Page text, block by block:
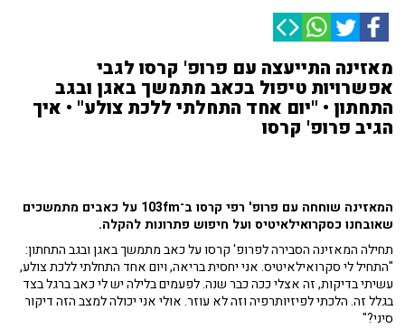
מאזינה התייעצה עם פרופ' קרסו לגבי
אפשרויות טיפול בכאב מתמשך באגן ובגב
התחתון • "יום אחד התחלתי ללכת צולע" • איך
הגיב פרופ' קרסו
המאזינה שוחחה עם פרופ' רפי קרסו ב־103fm על כאבים מתמשכים
שאובחנו כסקרואילאיטיס ועל חיפוש פתרונות להקלה.
תחילה המאזינה הסבירה לפרופ' קרסו על כאב מתמשך באגן ובגב התחתון:
"התחיל לי סקרואילאיטיס. אני יחסית בריאה, ויום אחד התחלתי ללכת צולע,
עשיתי בדיקות, זה אצלי ככה כבר שנה. לפעמים בלילה יש לי כאב ברגל בצד
בגלל זה. הלכתי לפיזיותרפיה וזה לא עוזר. אולי אני יכולה למצב הזה דיקור
סיני?"